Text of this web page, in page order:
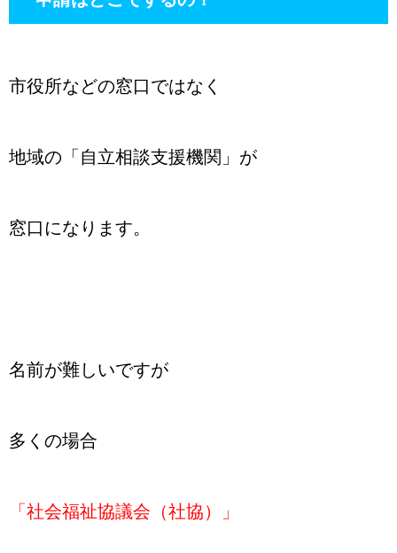
市役所などの窓口ではなく
地域の「自立相談支援機関」が
窓口になります。
名前が難しいですが
多くの場合
「社会福祉協議会（社協）」